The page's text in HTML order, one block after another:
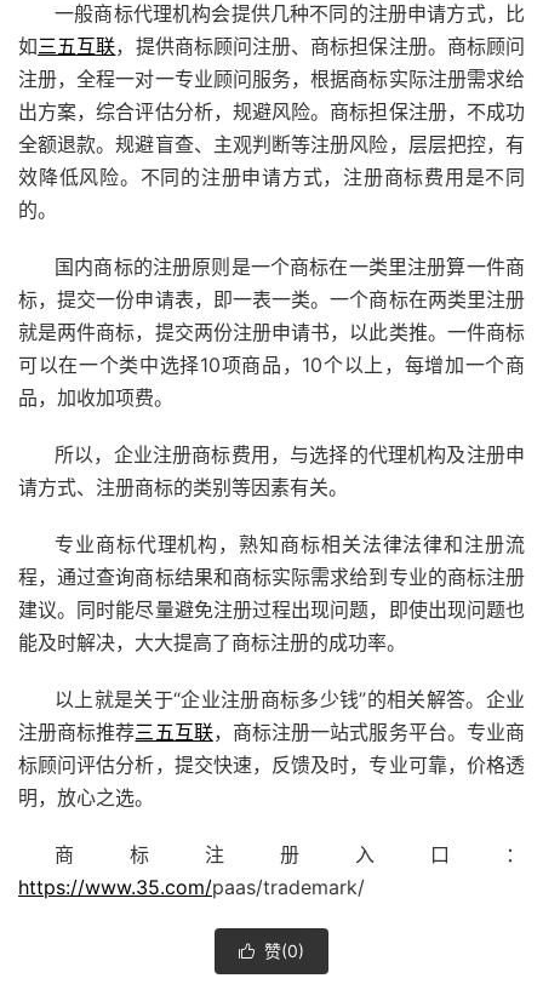
一般商标代理机构会提供几种不同的注册申请方式，比
如三五互联，提供商标顾问注册、商标担保注册。商标顾问
注册，全程一对一专业顾问服务，根据商标实际注册需求给
出方案，综合评估分析，规避风险。商标担保注册，不成功
全额退款。规避盲查、主观判断等注册风险，层层把控，有
效降低风险。不同的注册申请方式，注册商标费用是不同
的。
国内商标的注册原则是一个商标在一类里注册算一件商
标，提交一份申请表，即一表一类。一个商标在两类里注册
就是两件商标，提交两份注册申请书，以此类推。一件商标
可以在一个类中选择10项商品，10个以上，每增加一个商
品，加收加项费。
所以，企业注册商标费用，与选择的代理机构及注册申
请方式、注册商标的类别等因素有关。
专业商标代理机构，熟知商标相关法律法律和注册流
程，通过查询商标结果和商标实际需求给到专业的商标注册
建议。同时能尽量避免注册过程出现问题，即使出现问题也
能及时解决，大大提高了商标注册的成功率。
以上就是关于“企业注册商标多少钱”的相关解答。企业
注册商标推荐三五互联，商标注册一站式服务平台。专业商
标顾问评估分析，提交快速，反馈及时，专业可靠，价格透
明，放心之选。
商标注册入口：
https://www.35.com/paas/trademark/
 赞(0)